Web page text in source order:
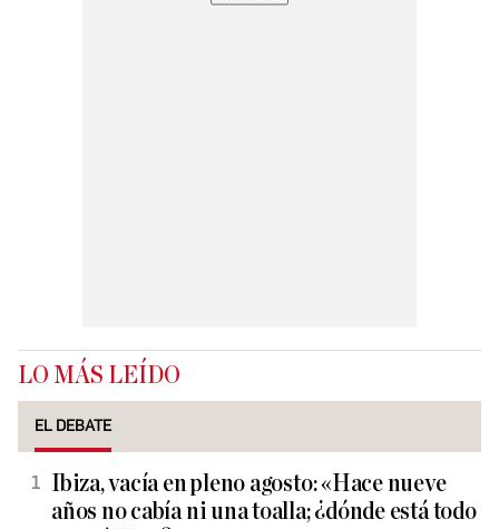
LO MÁS LEÍDO
EL DEBATE
Ibiza, vacía en pleno agosto: «Hace nueve
años no cabía ni una toalla; ¿dónde está todo